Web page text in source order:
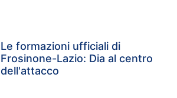
Le formazioni ufficiali di
Frosinone-Lazio: Dia al centro
dell'attacco